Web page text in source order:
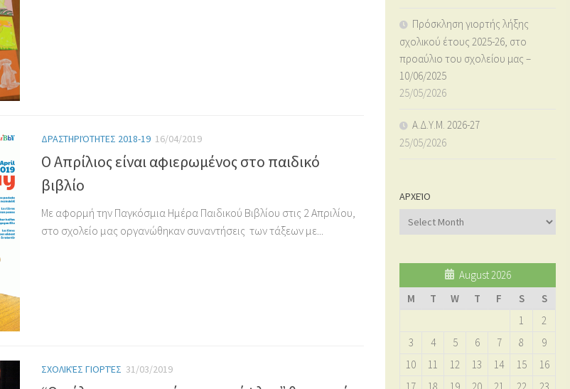
ΔΡΑΣΤΗΡΙΌΤΗΤΕΣ 2018-19 16/04/2019
Ο Απρίλιος είναι αφιερωμένος στο παιδικό
βιβλίο
Με αφορμή την Παγκόσμια Ημέρα Παιδικού Βιβλίου στις 2 Απριλίου,
στο σχολείο μας οργανώθηκαν συναντήσεις των τάξεων με...
ΣΧΟΛΙΚΈΣ ΓΙΟΡΤΈΣ 31/03/2019
Πρόσκληση γιορτής λήξης
σχολικού έτους 2025-26, στο
προαύλιο του σχολείου μας –
10/06/2025
25/05/2026
Α.Δ.Υ.Μ. 2026-27
25/05/2026
ΑΡΧΕΊΟ
Αρχείο
August 2026
M
T W T F S
S
1
2
3
4 5 6 7 8
9
10
11 12 13 14 15
16